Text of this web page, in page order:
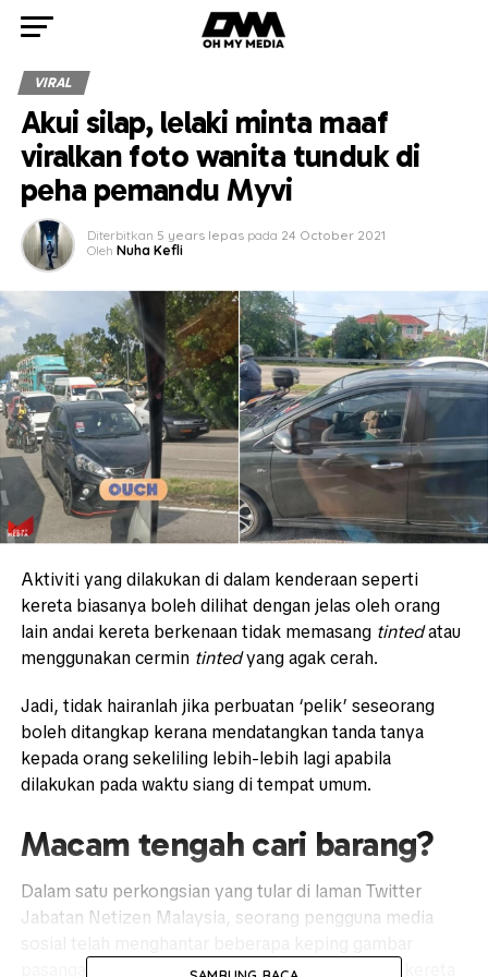
VIRAL
Akui silap, lelaki minta maaf
viralkan foto wanita tunduk di
peha pemandu Myvi
Diterbitkan 5 years lepas pada 24 October 2021
Oleh Nuha Kefli
Aktiviti yang dilakukan di dalam kenderaan seperti
kereta biasanya boleh dilihat dengan jelas oleh orang
lain andai kereta berkenaan tidak memasangtintedatau
menggunakan cermintintedyang agak cerah.
Jadi, tidak hairanlah jika perbuatan ‘pelik’ seseorang
boleh ditangkap kerana mendatangkan tanda tanya
kepada orang sekeliling lebih-lebih lagi apabila
dilakukan pada waktu siang di tempat umum.
Macam tengah cari barang?
Dalam satu perkongsian yang tular di laman Twitter
Jabatan Netizen Malaysia, seorang pengguna media
pasangan lelaki dan perempuan di dalam sebuah kereta